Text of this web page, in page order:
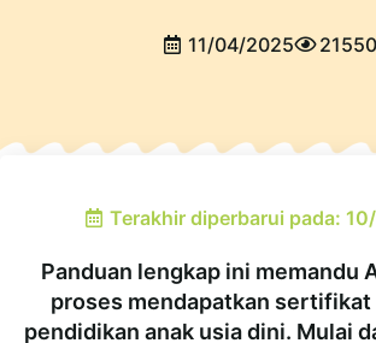
11/04/2025 21550
Terakhir diperbarui pada:
Panduan lengkap ini memandu
proses mendapatkan sertifikat
pendidikan anak usia dini. Mulai